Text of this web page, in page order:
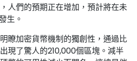
人們的預期正在增加，預計將在未
生。
瞭加密貨幣機制的獨創性，通過比
現了驚人的210,000個區塊。減半